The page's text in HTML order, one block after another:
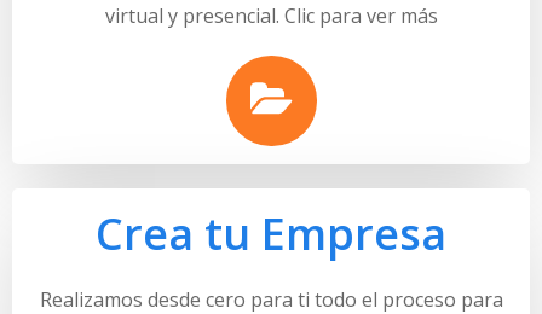
virtual y presencial. Clic para ver más
Crea tu Empresa
Realizamos desde cero para ti todo el proceso para